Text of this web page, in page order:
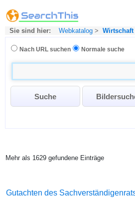
Sie sind hier: Webkatalog > Wirtschaft
Nach URL suchen Normale suche
Mehr als 1629 gefundene Einträge
Gutachten des